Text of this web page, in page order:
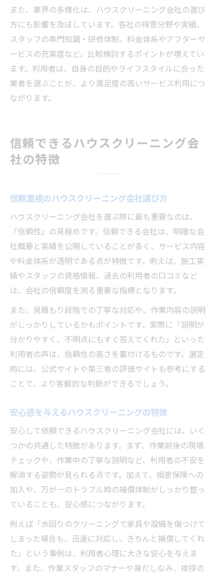
また、業界の多様化は、ハウスクリーニング会社の選び
方にも影響を及ぼしています。各社の得意分野や実績、
スタッフの専門知識・研修体制、料金体系やアフターサ
ービスの充実度など、比較検討するポイントが増えてい
ます。利用者は、自身の目的やライフスタイルに合った
業者を選ぶことが、より満足度の高いサービス利用につ
ながります。
信頼できるハウスクリーニング会
社の特徴
信頼重視のハウスクリーニング会社選び方
ハウスクリーニング会社を選ぶ際に最も重要なのは、
「信頼性」の見極めです。信頼できる会社は、明確な会
社概要と実績を公開していることが多く、サービス内容
や料金体系が透明である点が特徴です。例えば、施工実
績やスタッフの資格情報、過去の利用者の口コミなど
は、会社の信頼度を測る重要な指標となります。
また、見積もり段階での丁寧な対応や、作業内容の説明
がしっかりしているかもポイントです。実際に「説明が
分かりやすく、不明点にもすぐ答えてくれた」といった
利用者の声は、信頼性の高さを裏付けるものです。選定
時には、公式サイトや第三者の評価サイトも参考にする
ことで、より客観的な判断ができるでしょう。
安心感を与えるハウスクリーニングの特徴
安心して依頼できるハウスクリーニング会社には、いく
つかの共通した特徴があります。まず、作業前後の現場
チェックや、作業中の丁寧な説明など、利用者の不安を
解消する姿勢が見られる点です。加えて、損害保険への
加入や、万が一のトラブル時の補償体制がしっかり整っ
ていることも、安心感につながります。
例えば「水回りのクリーニングで家具や設備を傷つけて
しまった場合も、迅速に対応し、きちんと補償してくれ
た」という事例は、利用者心理に大きな安心を与えま
す。また、作業スタッフのマナーや身だしなみ、挨拶の